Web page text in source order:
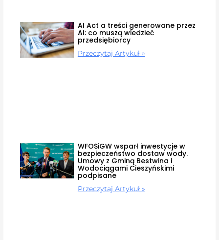
AI Act a treści generowane przez
AI: co muszą wiedzieć
przedsiębiorcy
Przeczytaj Artykuł »
WFOŚiGW wsparł inwestycje w
bezpieczeństwo dostaw wody.
Umowy z Gminą Bestwina i
Wodociągami Cieszyńskimi
podpisane
Przeczytaj Artykuł »